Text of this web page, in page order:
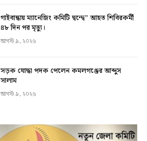
গাইবান্ধায় ম্যানেজিং কমিটি দ্বন্দ্বে” আহত শিবিরকর্মী
৪৮ দিন পর মৃত্যু।
আগস্ট ৯, ২০২৬
সড়ক যোদ্ধা পদক পেলেন কমলগঞ্জের আব্দুস
সালাম
আগস্ট ৯, ২০২৬